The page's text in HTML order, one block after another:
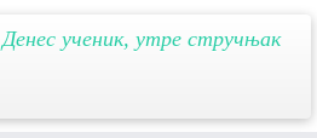
Денес ученик, утре стручњак